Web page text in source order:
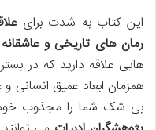
این کتاب به شدت برای
رمان های تاریخی و عاشقانه
هایی علاقه دارید که در
همزمان ابعاد عمیق انسانی
بی شک شما را مجذوب خود